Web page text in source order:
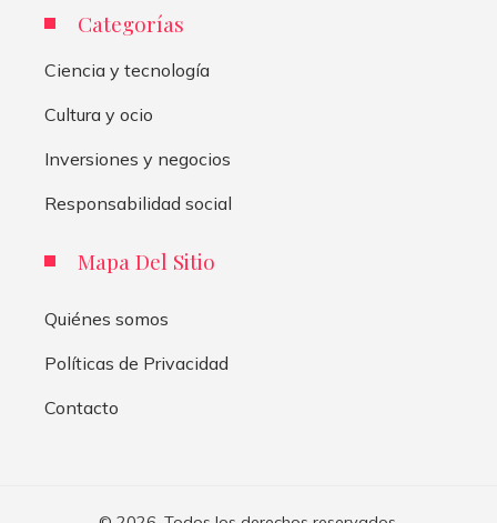
Categorías
Ciencia y tecnología
Cultura y ocio
Inversiones y negocios
Responsabilidad social
Mapa Del Sitio
Quiénes somos
Políticas de Privacidad
Contacto